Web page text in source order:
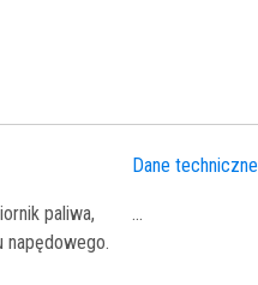
paliwa,
Dane techniczne
...